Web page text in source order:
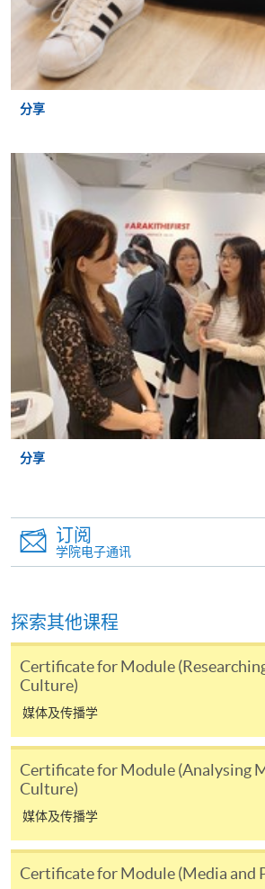
网上报名 立即报名
申请表
报名办法
1. 现金、「易办事」（EPS）、
(WeChat Pay) 或支付宝(Alipay)
申请人可亲临学院任何一所报名中心
办事」、微信支付（WeChat Pay）
（Alipay） 缴付学费。
2. 支票或银行本票
如以划线支票或银行本票缴付，抬头
学专业进修学院」。支票背面请写
人姓名。 阁下可：
亲临学院各报名中心递交划线支票
证明文件；
或可将上述文件一并寄交各报名中
3. VISA / Mastercard
Mastercard卡」）缴付学费。香港大
Mastercard卡持有人，如报读课程满
享有十个月免息分期付款优惠，惟课
信用卡持有人。详情请向学院报名中
4. 网上缴费服务
大部份公开招生的课程（以先到先得
别学历颁授课程提供网上报名/注册服
网上使用「缴费灵」（不适用於手机
付方式之外，如就读学历颁授课程设
员亦可以微信支付（Online WeChat
分享
分享
订阅
学院电子通讯
探索其他课程
Certificate for Module
Culture)
媒体及传播学
Certificate for Module (Analysing
Culture)
媒体及传播学
Certificate for Module (Media and